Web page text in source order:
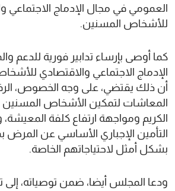
العمومي في مجال الإدماج الاجتماعي
للأشخاص المسنين.
كما أوصى بإرساء تدابير فورية للدعم
الإدماج الاجتماعي والاقتصادي
أن ذلك يقتضي، على وجه الخصوص،
المعاشات لتمكين الأشخاص
الكريم ومواجهة ارتفاع كلفة
التأمين الإجباري الأساسي عن المرض
بشكل أمثل لاحتياجاتهم الخاصة.
ودعا المجلس أيضا، ضمن توصياته، إلى